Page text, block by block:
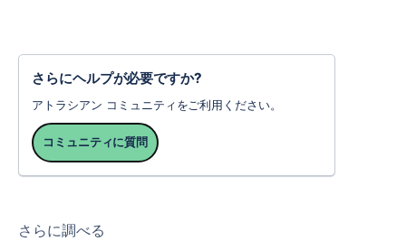
さらにヘルプが必要ですか?
アトラシアン コミュニティをご利用ください。
コミュニティに質問
さらに調べる